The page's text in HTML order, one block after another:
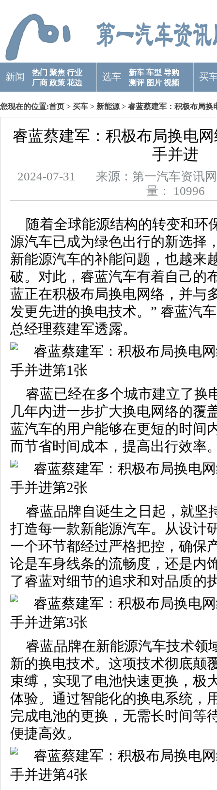
新闻 热门 聚焦 行业
厂商 政策 花边
选车 新车 车型 导购
测评 图片 视频
买
您现在的位置:首页 > 买车 > 新能源 > 睿蓝蔡建军：积极布局换
睿蓝蔡建军：积极布局换电
手并进
2024-07-31 来源：第一汽车资
量： 10996
随着全球能源结构的转变和环
源汽车已成为绿色出行的新选择
新能源汽车的补能问题，也越来
破。对此，睿蓝汽车有着自己的
蓝正在积极布局换电网络，并与
发更先进的换电技术。” 睿蓝汽
总经理蔡建军透露。
睿蓝已经在多个城市建立了换
几年内进一步扩大换电网络的覆
蓝汽车的用户能够在更短的时间
而节省时间成本，提高出行效率
睿蓝品牌自诞生之日起，就坚
打造每一款新能源汽车。从设计
一个环节都经过严格把控，确保
论是车身线条的流畅度，还是内
了睿蓝对细节的追求和对品质的
睿蓝品牌在新能源汽车技术领
新的换电技术。这项技术彻底颠
束缚，实现了电池快速更换，极
体验。通过智能化的换电系统，
完成电池的更换，无需长时间等
便捷高效。